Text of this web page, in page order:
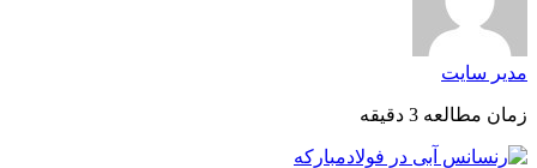
مدیر سایت
زمان مطالعه 3 دقیقه